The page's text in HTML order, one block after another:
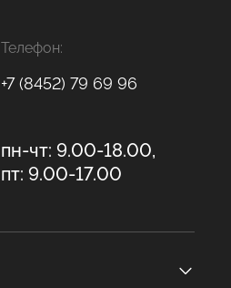
Телефон:
+7 (8452) 79 69 96
пн-чт: 9.00-18.00,
пт: 9.00-17.00